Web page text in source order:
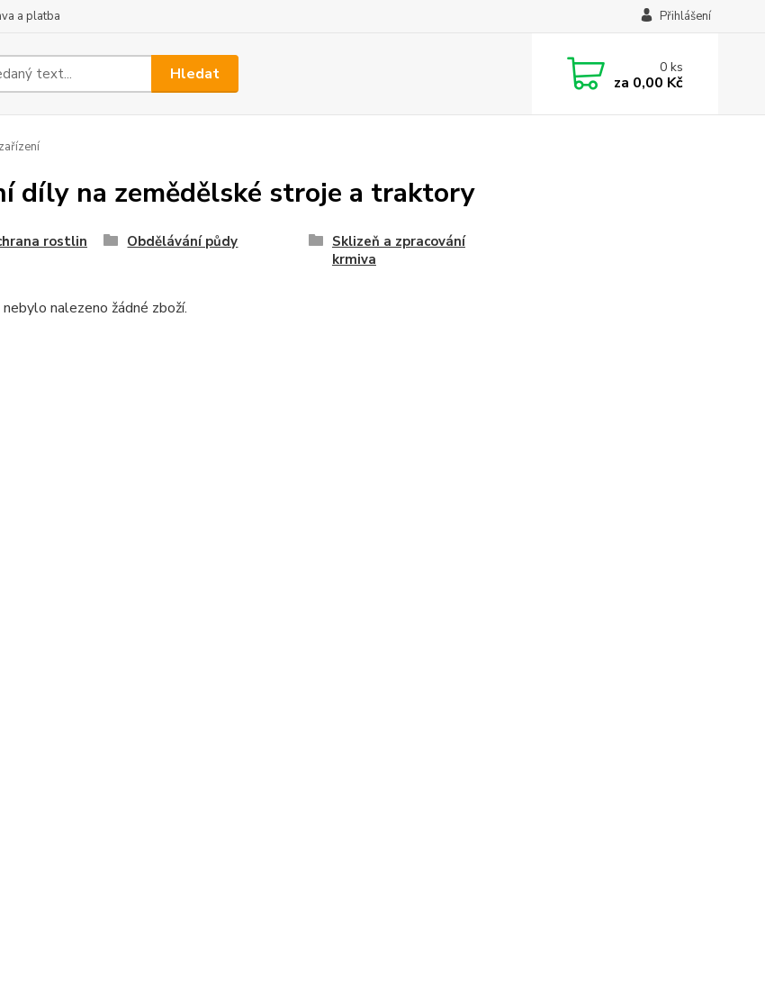
a platba Přihlášení
Hledat 0ks
za 0,00 Kč
díly na zemědělské stroje a traktory
rostlin Obdělávání půdy
Sklizeň a zpracování
krmiva
nalezeno žádné zboží.